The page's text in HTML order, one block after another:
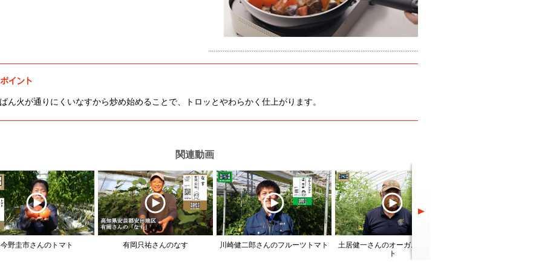
ん火が通りにくいなすから炒め始めることで、トロッとやわらかく仕上がります。
関連動画
今野圭市さんのトマト 有岡只祐さんのなす 川崎健二郎さんのフルーツトマト
土居健一さんのオーガニックトマ
ト